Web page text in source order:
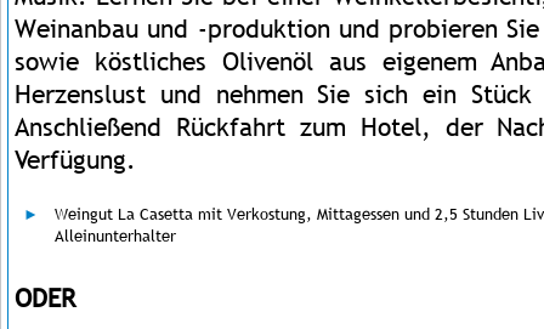
Weinanbau und -produktion und probieren
sowie köstliches Olivenöl aus eigenem
Herzenslust und nehmen Sie sich ein
Anschließend Rückfahrt zum Hotel, der
Verfügung.
Weingut La Casetta mit Verkostung, Mittagessen und 2,5 Stunden
Alleinunterhalter
ODER